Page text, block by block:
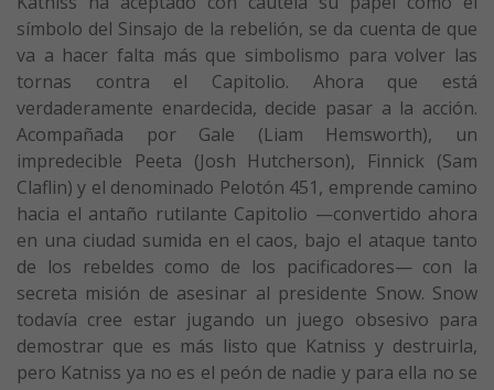
símbolo del Sinsajo de la rebelión, se da cuenta de que
va a hacer falta más que simbolismo para volver las
tornas contra el Capitolio. Ahora que está
verdaderamente enardecida, decide pasar a la acción.
Acompañada por Gale (Liam Hemsworth), un
impredecible Peeta (Josh Hutcherson), Finnick (Sam
Claflin) y el denominado Pelotón 451, emprende camino
hacia el antaño rutilante Capitolio —convertido ahora
en una ciudad sumida en el caos, bajo el ataque tanto
de los rebeldes como de los pacificadores— con la
secreta misión de asesinar al presidente Snow. Snow
todavía cree estar jugando un juego obsesivo para
demostrar que es más listo que Katniss y destruirla,
pero Katniss ya no es el peón de nadie y para ella no se